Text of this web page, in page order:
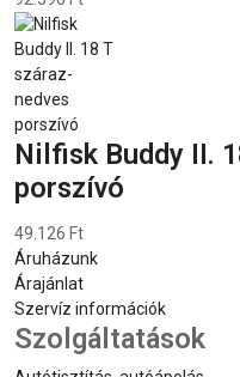
Nilfisk Buddy II.
porszívó
49.126 Ft
Áruházunk
Árajánlat
Szervíz információk
Szolgáltatások